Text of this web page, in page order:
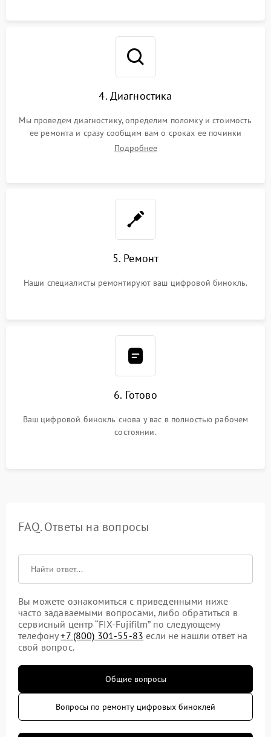
4. Диагностика
Мы проведем диагностику, определим поломку и стоимость
ее ремонта и сразу сообщим вам о сроках ее починки
Подробнее
5. Ремонт
Наши специалисты ремонтируют ваш цифровой бинокль.
6. Готово
Ваш цифровой бинокль снова у вас в полностью рабочем
состоянии.
FAQ. Ответы на вопросы
Вы можете ознакомиться с приведенными ниже
часто задаваемыми вопросами, либо обратиться в
сервисный центр “FIX-Fujifilm” по следующему
телефону+7 (800) 301-55-83 если не нашли ответ на
свой вопрос.
Общие вопросы
Вопросы по ремонту цифровых биноклей